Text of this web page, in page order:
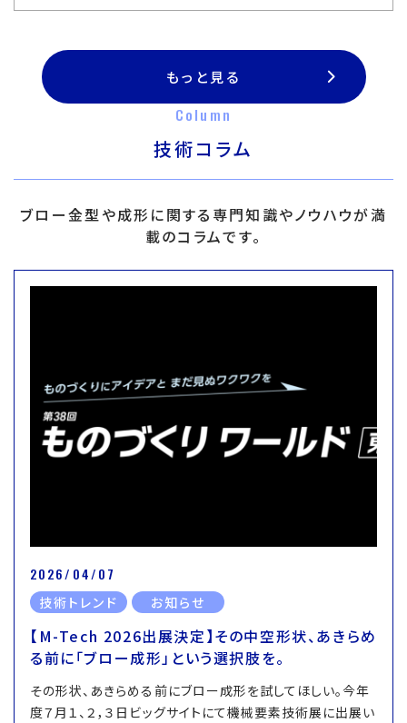
もっと見る
Column
技術コラム
ブロー金型や成形に関する専門知識やノウハウが満
載のコラムです。
2026/04/07
技術トレンド お知らせ
【M-Tech 2026出展決定】その中空形状、あきらめ
る前に「ブロー成形」という選択肢を。
その形状、あきらめる前にブロー成形を試してほしい。今年
度７月１、２，３日ビッグサイトにて機械要素技術展に出展い